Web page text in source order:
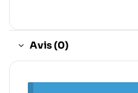
Avis (0)